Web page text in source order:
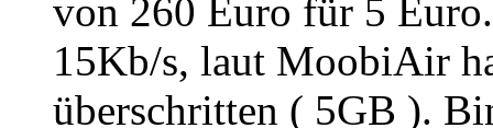
von 260 Euro für 5
15Kb/s, laut MoobiAir
überschritten ( 5GB ).